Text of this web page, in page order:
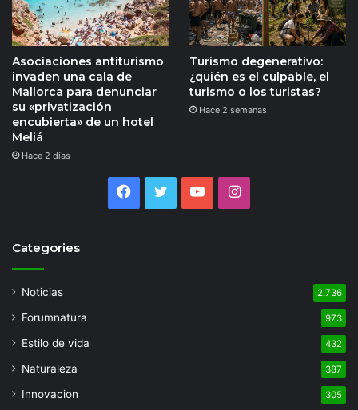
Asociaciones antiturismo
invaden una cala de
Mallorca para denunciar
su «privatización
encubierta» de un hotel
Meliá
Hace 2 días
Turismo degenerativo:
¿quién es el culpable, el
turismo o los turistas?
Hace 2 semanas
Facebook
TwitterYouTubeInstagram
Categories
Noticias 2.736
Forumnatura 973
Estilo de vida 432
Naturaleza 387
Innovacion 305